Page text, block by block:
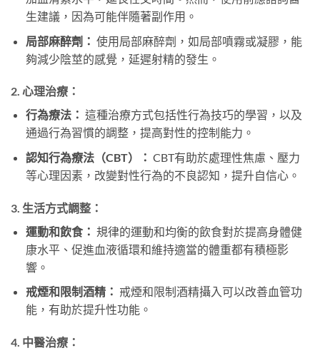
生建議，因為可能伴隨著副作用。
局部麻醉劑： 使用局部麻醉劑，如局部噴霧或凝膠，能
夠減少陰莖的感覺，延遲射精的發生。
2. 心理治療：
行為療法： 這種治療方式包括性行為技巧的學習，以及
通過行為習慣的調整，提高對性的控制能力。
認知行為療法（CBT）： CBT有助於處理性焦慮、壓力
等心理因素，改變對性行為的不良認知，提升自信心。
3. 生活方式調整：
運動和飲食： 規律的運動和均衡的飲食對於提高身體健
康水平、促進血液循環和維持適當的體重都有積極影
響。
戒煙和限制酒精： 戒煙和限制酒精攝入可以改善血管功
能，有助於提升性功能。
4. 中醫治療：